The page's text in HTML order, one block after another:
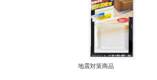
地震対策商品